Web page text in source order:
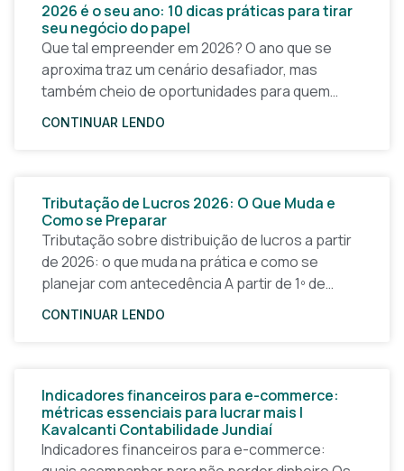
2026 é o seu ano: 10 dicas práticas para tirar
seu negócio do papel
Que tal empreender em 2026? O ano que se
aproxima traz um cenário desafiador, mas
também cheio de oportunidades para quem
quer tirar uma ideia do papel e construir um
CONTINUAR LENDO
Tributação de Lucros 2026: O Que Muda e
Como se Preparar
Tributação sobre distribuição de lucros a partir
de 2026: o que muda na prática e como se
planejar com antecedência A partir de 1º de
janeiro de 2026, a forma
CONTINUAR LENDO
Indicadores financeiros para e-commerce:
métricas essenciais para lucrar mais |
Kavalcanti Contabilidade Jundiaí
Indicadores financeiros para e-commerce: